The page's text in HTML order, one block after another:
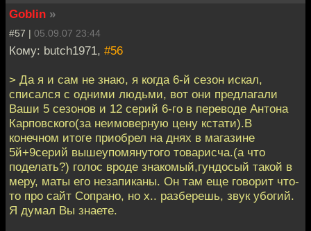
Goblin »
#57 | 05.09.07 23:44
Кому: butch1971, #56
> Да я и сам не знаю, я когда 6-й сезон искал,
списался с одними людьми, вот они предлагали
Ваши 5 сезонов и 12 серий 6-го в переводе Антона
Карповского(за неимоверную цену кстати).В
конечном итоге приобрел на днях в магазине
5й+9серий вышеупомянутого товарисча.(а что
поделать?) голос вроде знакомый,гундосый такой в
меру, маты его незапиканы. Он там еще говорит что-
то про сайт Сопрано, но х.. разберешь, звук убогий.
Я думал Вы знаете.